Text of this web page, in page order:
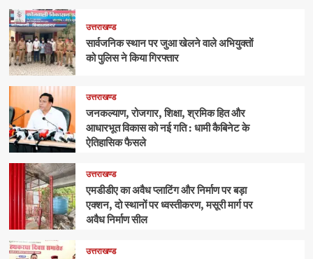
उत्तराखण्ड
सार्वजनिक स्थान पर जुआ खेलने वाले अभियुक्तों
को पुलिस ने किया गिरफ्तार
उत्तराखण्ड
जनकल्याण, रोजगार, शिक्षा, श्रमिक हित और
आधारभूत विकास को नई गति : धामी कैबिनेट के
ऐतिहासिक फैसले
उत्तराखण्ड
एमडीडीए का अवैध प्लाटिंग और निर्माण पर बड़ा
एक्शन, दो स्थानों पर ध्वस्तीकरण, मसूरी मार्ग पर
अवैध निर्माण सील
उत्तराखण्ड